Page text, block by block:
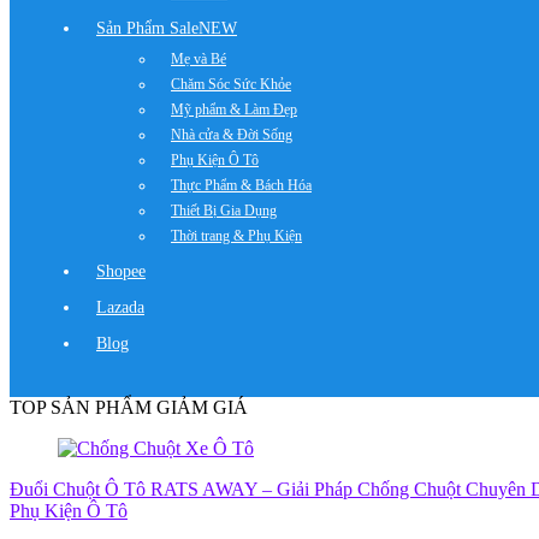
Sản Phẩm SaleNEW
Mẹ và Bé
Chăm Sóc Sức Khỏe
Mỹ phẩm & Làm Đẹp
Nhà cửa & Đời Sống
Phụ Kiện Ô Tô
Thực Phẩm & Bách Hóa
Thiết Bị Gia Dụng
Thời trang & Phụ Kiện
Shopee
Lazada
Blog
TOP SẢN PHẨM GIẢM GIÁ
Đuổi Chuột Ô Tô RATS AWAY – Giải Pháp Chống Chuột Chuyên
Phụ Kiện Ô Tô